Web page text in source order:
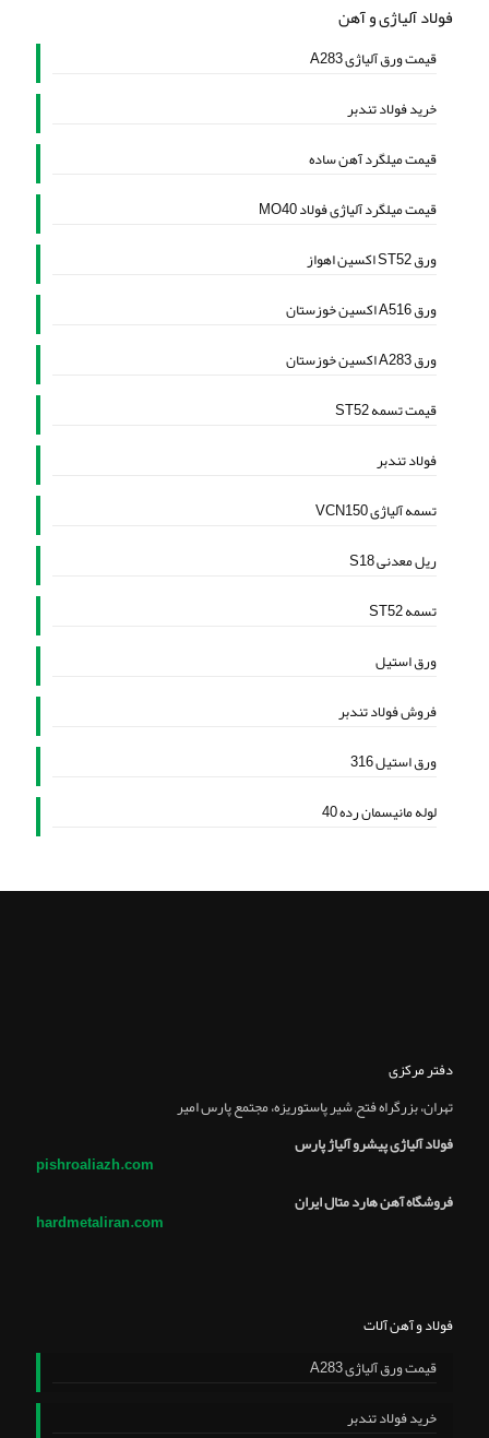
فولاد آلیاژی و آهن
قیمت ورق آلیاژی A283
خرید فولاد تندبر
قیمت میلگرد آهن ساده
قیمت میلگرد آلیاژی فولاد MO40
ورق ST52 اکسین اهواز
ورق A516 اکسین خوزستان
ورق A283 اکسین خوزستان
قیمت تسمه ST52
فولاد تندبر
تسمه آلیاژی VCN150
ریل معدنی S18
تسمه ST52
ورق استیل
فروش فولاد تندبر
ورق استیل 316
لوله مانیسمان رده 40
دفتر مرکزی
تهران، بزرگراه فتح, شير پاستوريزه، مجتمع پارس امير
فولاد آلیاژی پیشرو آلیاژ پارس
pishroaliazh.com
فروشگاه آهن هارد متال ایران
hardmetaliran.com
فولاد و آهن آلات
قیمت ورق آلیاژی A283
خرید فولاد تندبر